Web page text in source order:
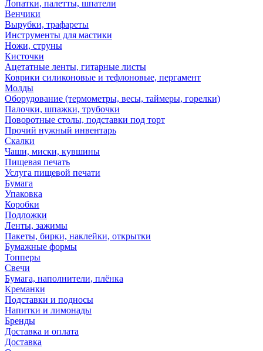
Лопатки, палетты, шпатели
Венчики
Вырубки, трафареты
Инструменты для мастики
Ножи, струны
Кисточки
Ацетатные ленты, гитарные листы
Коврики силиконовые и тефлоновые, пергамент
Молды
Оборудование (термометры, весы, таймеры, горелки)
Палочки, шпажки, трубочки
Поворотные столы, подставки под торт
Прочий нужный инвентарь
Скалки
Чаши, миски, кувшины
Пищевая печать
Услуга пищевой печати
Бумага
Упаковка
Коробки
Подложки
Ленты, зажимы
Пакеты, бирки, наклейки, открытки
Бумажные формы
Топперы
Свечи
Бумага, наполнители, плёнка
Креманки
Подставки и подносы
Напитки и лимонады
Бренды
Доставка и оплата
Доставка